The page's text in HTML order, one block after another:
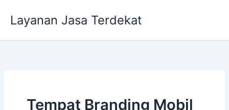
Layanan Jasa Terdekat
Tempat Branding Mobil